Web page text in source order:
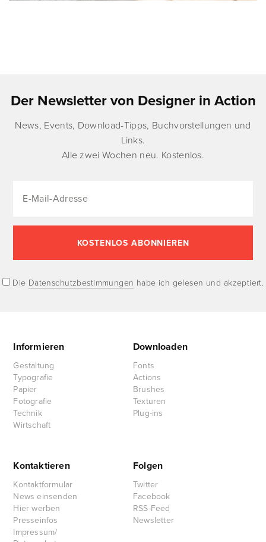
Der Newsletter von Designer in Action
News, Events, Download-Tipps, Buchvorstellungen und
Links.
Alle zwei Wochen neu. Kostenlos.
Die Datenschutzbestimmungen habe ich gelesen und akzeptiert.
Informieren
Gestaltung
Typografie
Papier
Fotografie
Technik
Wirtschaft
Downloaden
Fonts
Actions
Brushes
Texturen
Plug-ins
Kontaktieren
Kontaktformular
News einsenden
Hier werben
Presseinfos
Impressum/
Folgen
Twitter
Facebook
RSS-Feed
Newsletter